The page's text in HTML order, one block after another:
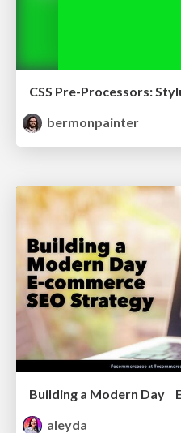
CSS Pre-Processors:
bermonpainter
aleyda